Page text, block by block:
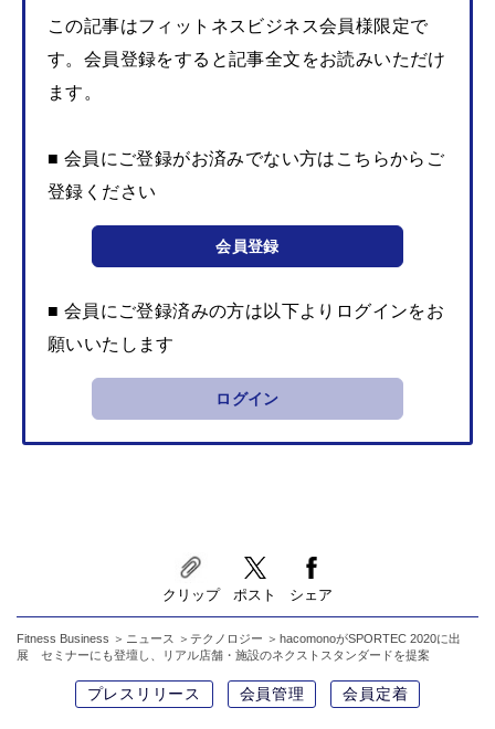
この記事はフィットネスビジネス会員様限定で
す。会員登録をすると記事全文をお読みいただけ
ます。
■ 会員にご登録がお済みでない方はこちらからご
登録ください
会員登録
■ 会員にご登録済みの方は以下よりログインをお
願いいたします
ログイン
クリップ ポスト シェア
Fitness Business ニュース テクノロジー
hacomonoがSPORTEC 2020に出
展 セミナーにも登壇し、リアル店舗・施設のネクストスタンダードを提案
プレスリリース 会員管理 会員定着